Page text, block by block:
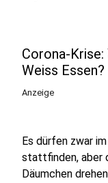
Corona-
Weiss Essen?
Anzeige
Es dürfen zwar
stattfinden, aber
Däumchen